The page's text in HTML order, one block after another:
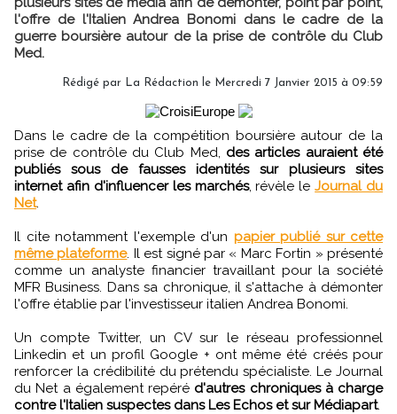
l'offre de l'Italien Andrea Bonomi dans le cadre de la
guerre boursière autour de la prise de contrôle du Club
Med.
Rédigé par La Rédaction le Mercredi 7 Janvier 2015 à 09:59
Dans le cadre de la compétition boursière autour de la
prise de contrôle du Club Med, des articles auraient été
publiés sous de fausses identités sur plusieurs sites
internet afin d'influencer les marchés, révèle leJournal du
Net.
Il cite notamment l'exemple d'un papier publié sur cette
même plateforme. Il est signé par « Marc Fortin » présenté
comme un analyste financier travaillant pour la société
MFR Business. Dans sa chronique, il s'attache à démonter
l'offre établie par l'investisseur italien Andrea Bonomi.
Un compte Twitter, un CV sur le réseau professionnel
Linkedin et un profil Google + ont même été créés pour
renforcer la crédibilité du prétendu spécialiste. Le Journal
du Net a également repéré d'autres chroniques à charge
contre l'Italien suspectes dans Les Echos et sur Médiapart.